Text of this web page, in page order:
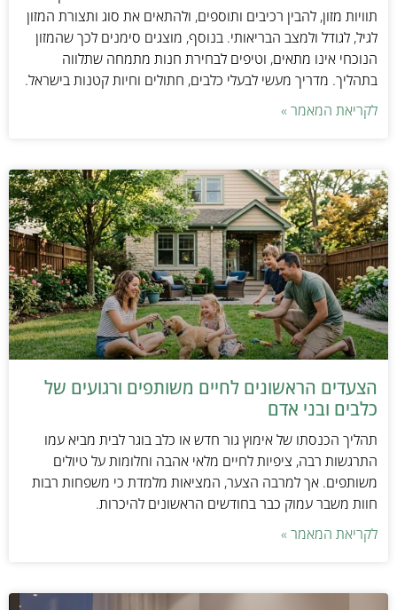
תוויות מזון, להבין רכיבים ותוספים, ולהתאים את סוג ותצורת המזון
לגיל, לגודל ולמצב הבריאותי. בנוסף, מוצגים סימנים לכך שהמזון
הנוכחי אינו מתאים, וטיפים לבחירת חנות מתמחה שתלווה
בתהליך. מדריך מעשי לבעלי כלבים, חתולים וחיות קטנות בישראל.
לקריאת המאמר »
הצעדים הראשונים לחיים משותפים ורגועים של
כלבים ובני אדם
תהליך הכנסתו של אימוץ גור חדש או כלב בוגר לבית מביא עמו
התרגשות רבה, ציפיות לחיים מלאי אהבה וחלומות על טיולים
משותפים. אך למרבה הצער, המציאות מלמדת כי משפחות רבות
חוות משבר עמוק כבר בחודשים הראשונים להיכרות.
לקריאת המאמר »